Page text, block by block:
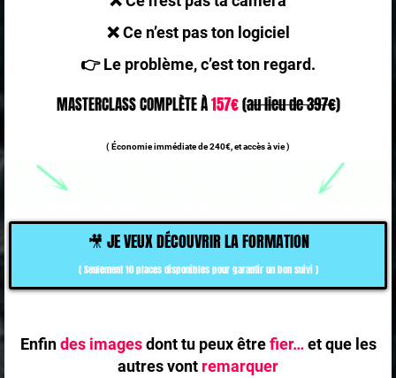
❌ Ce n’est pas ton logiciel
👉 Le problème, c’est ton regard.
MASTERCLASS COMPLÈTE À157€(au lieu de 397€)
( Économie immédiate de 240€, et accès à vie )
🎥 JE VEUX DÉCOUVRIR LA FORMATION
( Seulement 10 places disponibles pour garantir un bon suivi )
Enfindes imagesdont tu peux êtrefier…et que les
autres vont remarquer